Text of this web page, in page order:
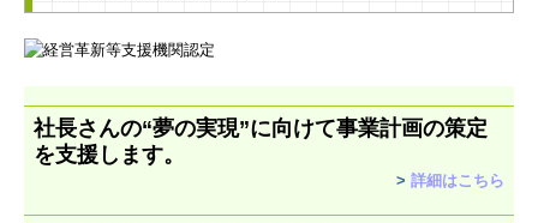
交通案内
採用情報
社長さんの“夢の実現”に向けて事業計画の策定
を支援します。
> 詳細はこちら